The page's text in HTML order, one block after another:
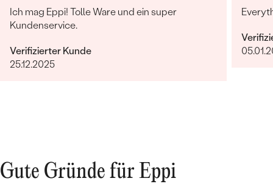
Ich mag Eppi! Tolle Ware und ein super
Kundenservice.
Verifizierter Kunde
25.12.2025
Gute Gründe für Eppi